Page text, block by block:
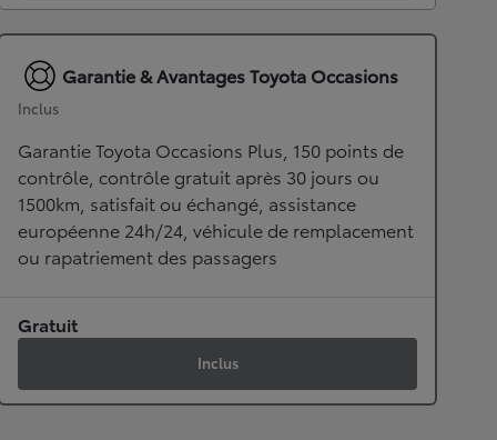
Garantie & Avantages Toyota Occasions
Inclus
Garantie Toyota Occasions Plus, 150 points de
contrôle, contrôle gratuit après 30 jours ou
1500km, satisfait ou échangé, assistance
européenne 24h/24, véhicule de remplacement
ou rapatriement des passagers
Gratuit
Inclus